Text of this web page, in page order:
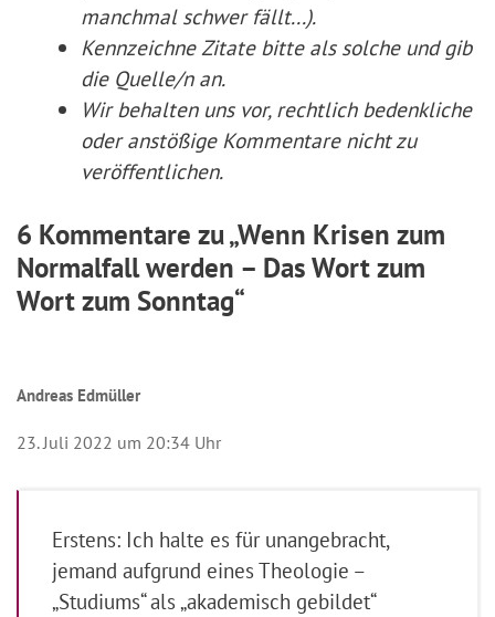
manchmal schwer fällt...).
Kennzeichne Zitate bitte als solche und gib
die Quelle/n an.
Wir behalten uns vor, rechtlich bedenkliche
oder anstößige Kommentare nicht zu
veröffentlichen.
6 Kommentare zu „Wenn Krisen zum
Normalfall werden – Das Wort zum
Wort zum Sonntag“
Andreas Edmüller
23. Juli 2022 um 20:34 Uhr
Erstens: Ich halte es für unangebracht,
jemand aufgrund eines Theologie –
„Studiums“ als „akademisch gebildet“